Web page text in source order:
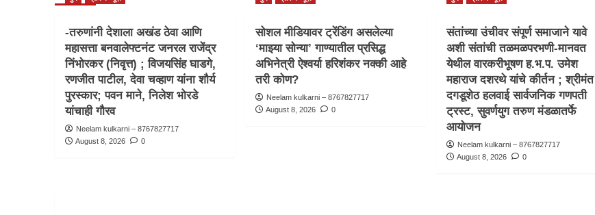
-तरुणांनी देशाला अखंड ठेवा आणि
महासत्ता बनवालेफ्टनंट जनरल राजेंद्र
निंभोरकर (निवृत्त) ; विजयसिंह घाडगे,
रणजीत पाटील, देवा चव्हाण यांना शौर्य
पुरस्कार; पवन माने, निलेश भोरडे
यांचाही गौरव
Neelam kulkarni – 8767827717
August 8, 2026
0
सोशल मीडियावर ट्रेंडिंग असलेल्या
‘माझ्या सोन्या’ गाण्यातील प्रसिद्ध
अभिनेत्री ऐश्वर्या हरिशंकर नक्की आहे
तरी कोण?
Neelam kulkarni – 8767827717
August 8, 2026
0
संतांच्या उंचीवर संपूर्ण समाजाने यावे
अशी संतांची तळमळपरभणी-मानवत
येथील वारकरीभूषण ह.भ.प. उमेश
महाराज दशरथे यांचे कीर्तन ; श्रीमंत
दगडूशेठ हलवाई सार्वजनिक गणपती
ट्रस्ट, सुवर्णयुग तरुण मंडळातर्फे
आयोजन
Neelam kulkarni – 8767827717
August 8, 2026
0